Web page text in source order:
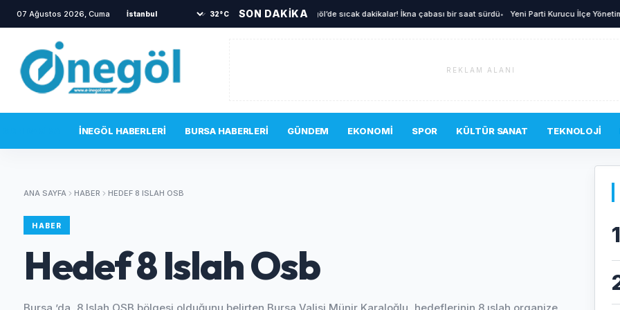
07 Ağustos 2026, Cuma 32°C SON DAKİKA
Yanına gelen sincabı elleriyle besledi• İnegöl’de sıcak dakikalar! İkna çabası bir saat sürdü • Yeni Parti Kurucu İlçe Yönetimi
REKLAM ALANI
İNEGÖL HABERLERI BURSA HABERLERI GÜNDEM EKONOMI SPOR KÜLTÜR SANAT TEKNOLOJI
ANA SAYFA HABER HEDEF 8 ISLAH OSB
HABER
Hedef 8 Islah Osb
1